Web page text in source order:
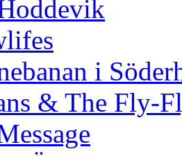
i
& The Fly-